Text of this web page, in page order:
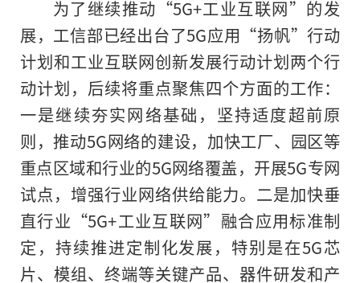
为了继续推动“5G+工业互联网”的发
展，工信部已经出台了5G应用“扬帆”行动
计划和工业互联网创新发展行动计划两个行
动计划，后续将重点聚焦四个方面的工作：
一是继续夯实网络基础，坚持适度超前原
则，推动5G网络的建设，加快工厂、园区等
重点区域和行业的5G网络覆盖，开展5G专网
试点，增强行业网络供给能力。二是加快垂
直行业“5G+工业互联网”融合应用标准制
定，持续推进定制化发展，特别是在5G芯
片、模组、终端等关键产品、器件研发和产